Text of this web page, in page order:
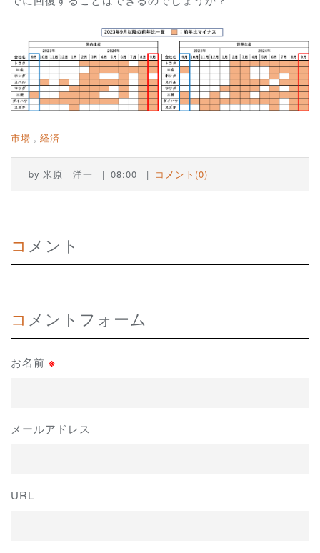
市場 経済
by 米原 洋一 08:00 コメント(0)
コメント
コメントフォーム
お名前 ※
メールアドレス
URL